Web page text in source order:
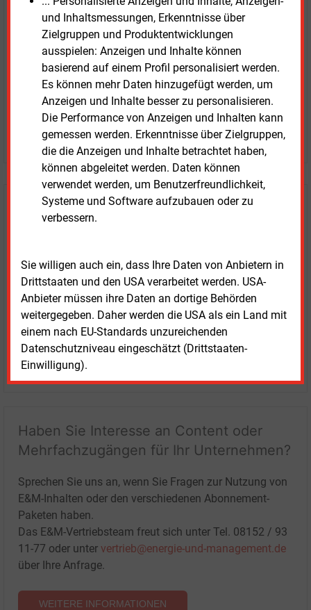
und Inhaltsmessungen, Erkenntnisse über
Zielgruppen und Produktentwicklungen
ausspielen: Anzeigen und Inhalte können
basierend auf einem Profil personalisiert werden.
Es können mehr Daten hinzugefügt werden, um
Anzeigen und Inhalte besser zu personalisieren.
Die Performance von Anzeigen und Inhalten kann
gemessen werden. Erkenntnisse über Zielgruppen,
die die Anzeigen und Inhalte betrachtet haben,
können abgeleitet werden. Daten können
verwendet werden, um Benutzerfreundlichkeit,
Systeme und Software aufzubauen oder zu
verbessern.
Sie willigen auch ein, dass Ihre Daten von Anbietern in
Drittstaaten und den USA verarbeitet werden. USA-
Anbieter müssen ihre Daten an dortige Behörden
weitergegeben. Daher werden die USA als ein Land mit
einem nach EU-Standards unzureichenden
Datenschutzniveau eingeschätzt (Drittstaaten-
Einwilligung).
Zwei Wochen kostenfreier Zugang
Zugang auf stündlich aktualisierte Nachrichten mit
Prognose- und Marktdaten
+ einmal täglich E&M daily
+ zwei Ausgaben der Zeitung E&M
ohne automatische Verlängerung
JETZT KOSTENLOS TESTEN
Login für Kunden
LOGIN
Haben Sie Interesse an Content oder
Mehrfachzugängen für Ihr Unternehmen?
Sprechen Sie uns an, wenn Sie Fragen zur Nutzung von
E&M-Inhalten oder den verschiedenen Abonnement-
Paketen haben.
Das E&M-Vertriebsteam freut sich unter Tel. 08152 / 93
11-77 oder unter vertrieb@energie-und-management.de
über Ihre Anfrage.
WEITERE INFORMATIONEN